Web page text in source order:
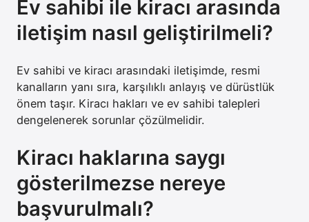
Ev sahibi ile kiracı arasında
iletişim nasıl geliştirilmeli?
Ev sahibi ve kiracı arasındaki iletişimde, resmi
kanalların yanı sıra, karşılıklı anlayış ve dürüstlük
önem taşır. Kiracı hakları ve ev sahibi talepleri
dengelenerek sorunlar çözülmelidir.
Kiracı haklarına saygı
gösterilmezse nereye
başvurulmalı?